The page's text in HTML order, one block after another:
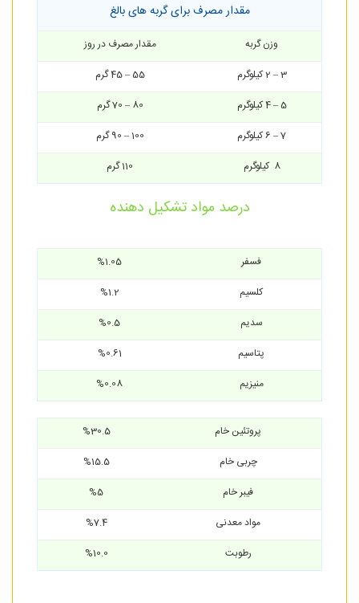
مقدار مصرف برای گربه های بالغ
وزن گربه
مقدار مصرف در روز
3 – 2 کیلوگرم
55 – 45 گرم
5 – 4 کیلوگرم
80 – 70 گرم
7 – 6 کیلوگرم
100 – 90 گرم
8 کیلوگرم
110 گرم
درصد مواد تشکیل دهنده
فسفر
%1.05
کلسیم
%1.2
سدیم
%0.5
پتاسیم
%0.61
منیزیم
%0.08
پروتئین خام
%30.5
چربی خام
%15.5
فیبر خام
%5
مواد معدنی
%7.4
رطوبت
%10.0